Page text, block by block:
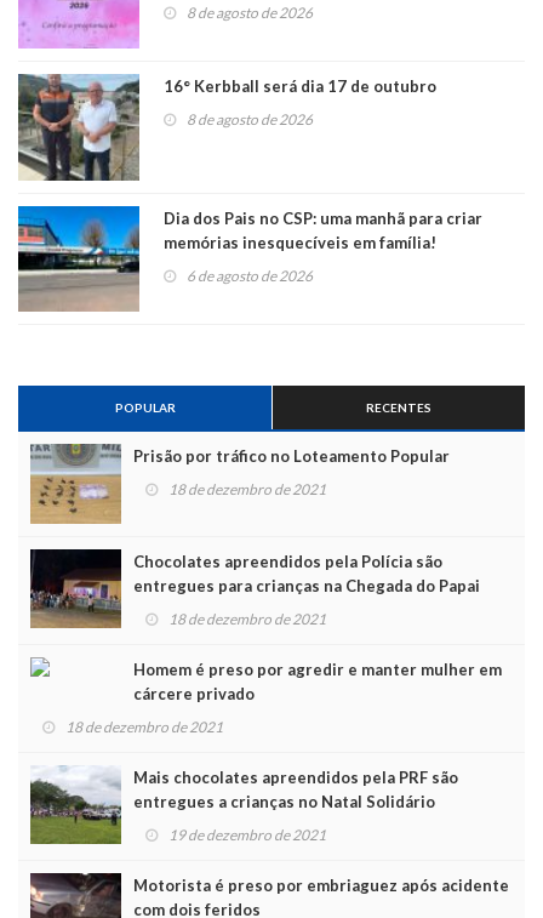
8 de agosto de 2026
16° Kerbball será dia 17 de outubro
8 de agosto de 2026
Dia dos Pais no CSP: uma manhã para criar
memórias inesquecíveis em família!
6 de agosto de 2026
POPULAR RECENTES
Prisão por tráfico no Loteamento Popular
18 de dezembro de 2021
Chocolates apreendidos pela Polícia são
entregues para crianças na Chegada do Papai
Noel
18 de dezembro de 2021
Homem é preso por agredir e manter mulher em
cárcere privado
18 de dezembro de 2021
Mais chocolates apreendidos pela PRF são
entregues a crianças no Natal Solidário
19 de dezembro de 2021
Motorista é preso por embriaguez após acidente
com dois feridos